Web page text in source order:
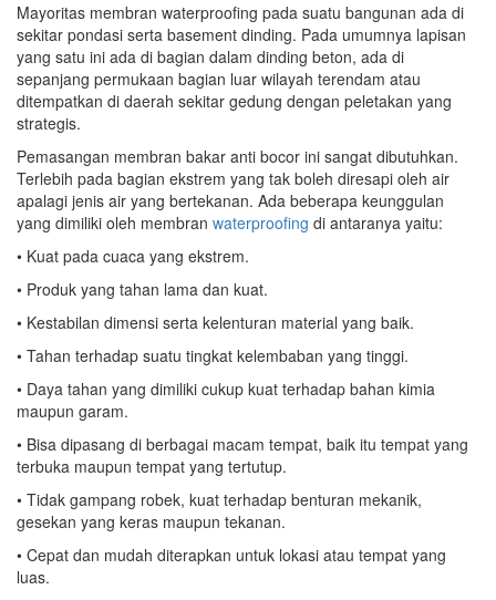
Mayoritas membran waterproofing pada suatu bangunan ada di
sekitar pondasi serta basement dinding. Pada umumnya lapisan
yang satu ini ada di bagian dalam dinding beton, ada di
sepanjang permukaan bagian luar wilayah terendam atau
ditempatkan di daerah sekitar gedung dengan peletakan yang
strategis.
Pemasangan membran bakar anti bocor ini sangat dibutuhkan.
Terlebih pada bagian ekstrem yang tak boleh diresapi oleh air
apalagi jenis air yang bertekanan. Ada beberapa keunggulan
yang dimiliki oleh membran waterproofing di antaranya yaitu:
• Kuat pada cuaca yang ekstrem.
• Produk yang tahan lama dan kuat.
• Kestabilan dimensi serta kelenturan material yang baik.
• Tahan terhadap suatu tingkat kelembaban yang tinggi.
• Daya tahan yang dimiliki cukup kuat terhadap bahan kimia
maupun garam.
• Bisa dipasang di berbagai macam tempat, baik itu tempat yang
terbuka maupun tempat yang tertutup.
• Tidak gampang robek, kuat terhadap benturan mekanik,
gesekan yang keras maupun tekanan.
• Cepat dan mudah diterapkan untuk lokasi atau tempat yang
luas.